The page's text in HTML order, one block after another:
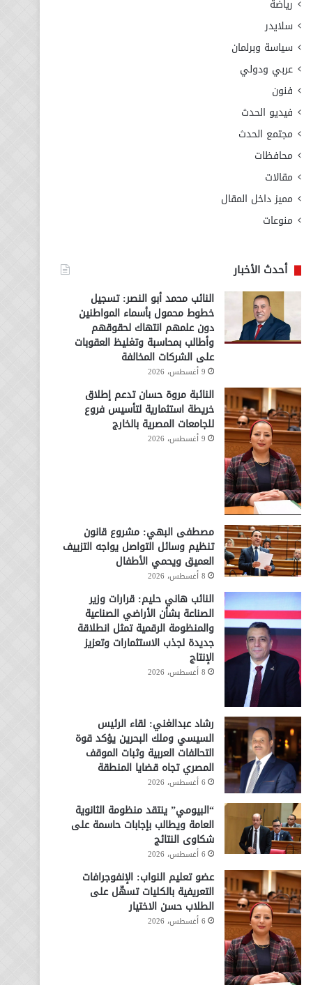
رياضة
سلايدر
سياسة وبرلمان
عربي ودولي
فنون
فيديو الحدث
مجتمع الحدث
محافظات
مقالات
مميز داخل المقال
منوعات
أحدث الأخبار
النائب محمد أبو النصر: تسجيل
خطوط محمول بأسماء المواطنين
دون علمهم انتهاك لحقوقهم
وأطالب بمحاسبة وتغليظ العقوبات
على الشركات المخالفة
9 أغسطس، 2026
النائبة مروة حسان تدعم إطلاق
خريطة استثمارية لتأسيس فروع
للجامعات المصرية بالخارج
9 أغسطس، 2026
مصطفى البهي: مشروع قانون
تنظيم وسائل التواصل يواجه التزييف
العميق ويحمي الأطفال
8 أغسطس، 2026
النائب هاني حليم: قرارات وزير
الصناعة بشأن الأراضي الصناعية
والمنظومة الرقمية تمثل انطلاقة
جديدة لجذب الاستثمارات وتعزيز
الإنتاج
8 أغسطس، 2026
رشاد عبدالغني: لقاء الرئيس
السيسي وملك البحرين يؤكد قوة
التحالفات العربية وثبات الموقف
المصري تجاه قضايا المنطقة
6 أغسطس، 2026
“البيومي” ينتقد منظومة الثانوية
العامة ويطالب بإجابات حاسمة على
شكاوى النتائج
6 أغسطس، 2026
عضو تعليم النواب: الإنفوجرافات
التعريفية بالكليات تسهّل على
الطلاب حسن الاختيار
6 أغسطس، 2026